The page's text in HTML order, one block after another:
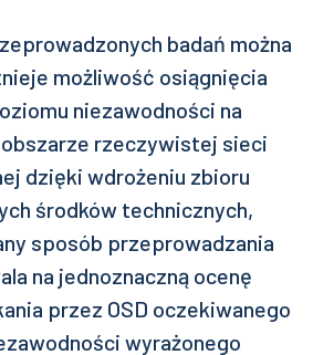
badań można
możliwość osiągnięcia
niezawodności na
rzeczywistej sieci
dzięki wdrożeniu zbioru
środków technicznych,
sposób przeprowadzania
na jednoznaczną ocenę
przez OSD oczekiwanego
wyrażonego